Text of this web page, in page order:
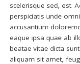
scelerisque sed, est.
perspiciatis unde
accusantium
eaque ipsa quae ab
beatae vitae dicta
aliquam sit amet,